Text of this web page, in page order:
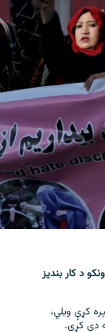
د کار بندیز
کړې ویلي،
دی کړی.